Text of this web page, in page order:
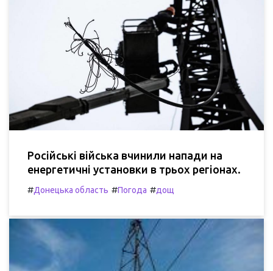
Російські війська вчинили напади на
енергетичні установки в трьох регіонах.
#Донецька область #Погода #дощ